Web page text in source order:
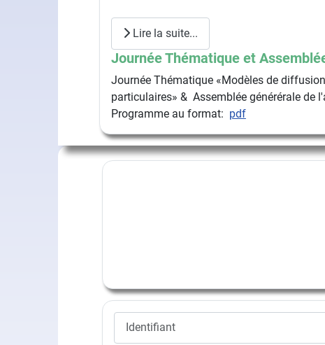
Lire la suite...
Journée Thématique et
Journée Thématique «Modèles de
particulaires» & Assemblée générérale de
Programme au format: pdf